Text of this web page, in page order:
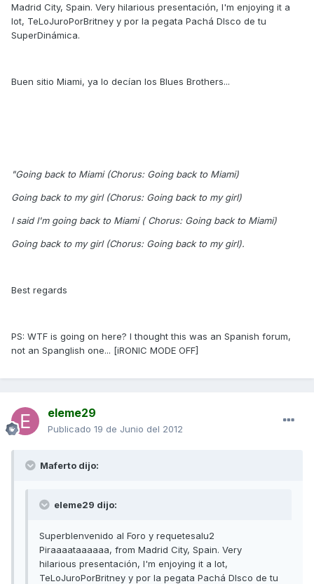
Madrid City, Spain. Very hilarious presentación, I'm enjoying it a
lot, TeLoJuroPorBritney y por la pegata Pachá DIsco de tu
SuperDinámica.
Buen sitio Miami, ya lo decían los Blues Brothers...
"Going back to Miami (Chorus: Going back to Miami)
Going back to my girl (Chorus: Going back to my girl)
I said I'm going back to Miami ( Chorus: Going back to Miami)
Going back to my girl (Chorus: Going back to my girl).
Best regards
PS: WTF is going on here? I thought this was an Spanish forum,
not an Spanglish one... [iRONIC MODE OFF]
eleme29
Publicado 19 de Junio del 2012
Maferto dijo:
eleme29 dijo:
SuperbIenvenido al Foro y requetesalu2
Piraaaataaaaaa, from Madrid City, Spain. Very
hilarious presentación, I'm enjoying it a lot,
TeLoJuroPorBritney y por la pegata Pachá DIsco de tu